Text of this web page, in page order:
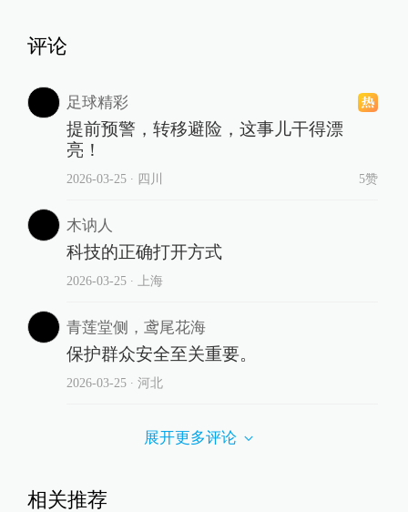
评论
足球精彩
提前预警，转移避险，这事儿干得漂
亮！
2026-03-25∙ 四川 5赞
木讷人
科技的正确打开方式
2026-03-25∙ 上海
青莲堂侧，鸢尾花海
保护群众安全至关重要。
2026-03-25∙ 河北
展开更多评论
相关推荐